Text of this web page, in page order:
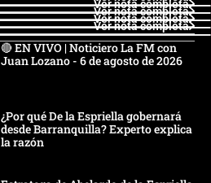
Ver nota completa
Ver nota completa
Ver nota completa
Ver nota completa
🔴 EN VIVO | Noticiero La FM con
Juan Lozano - 6 de agosto de 2026
¿Por qué De la Espriella gobernará
desde Barranquilla? Experto explica
la razón